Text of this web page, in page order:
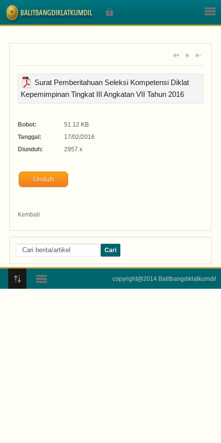
Surat Pemberitahuan Seleksi Kompetensi Diklat
Kepemimpinan Tingkat III Angkatan VII Tahun 2016
Bobot:
51.12 KB
Tanggal:
17/02/2016
Diunduh:
2957 x
Unduh
Kembali
copyright@2014 Balitbangdiklatkumdil
Sign In
Nama Pengguna